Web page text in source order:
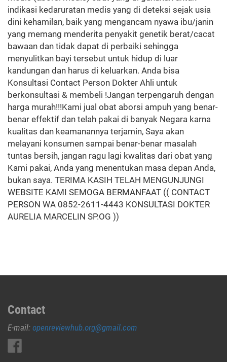
indikasi kedaruratan medis yang di deteksi sejak usia
dini kehamilan, baik yang mengancam nyawa ibu/janin
yang memang menderita penyakit genetik berat/cacat
bawaan dan tidak dapat di perbaiki sehingga
menyulitkan bayi tersebut untuk hidup di luar
kandungan dan harus di keluarkan. Anda bisa
Konsultasi Contact Person Dokter Ahli untuk
berkonsultasi & membeli !Jangan terpengaruh dengan
harga murah!!!Kami jual obat aborsi ampuh yang benar-
benar effektif dan telah pakai di banyak Negara karna
kualitas dan keamanannya terjamin, Saya akan
melayani konsumen sampai benar-benar masalah
tuntas bersih, jangan ragu lagi kwalitas dari obat yang
Kami pakai, Anda yang menentukan masa depan Anda,
bukan saya. TERIMA KASIH TELAH MENGUNJUNGI
WEBSITE KAMI SEMOGA BERMANFAAT (( CONTACT
PERSON WA 0852-2611-4443 KONSULTASI DOKTER
AURELIA MARCELIN SP.OG ))
Contact
E-mail: openreviewhub.org@gmail.com